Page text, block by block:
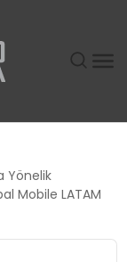
Yönelik
Mobile LATAM